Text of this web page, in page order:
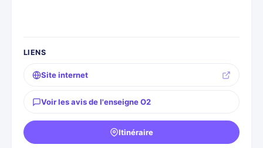
LIENS
Site internet
Voir les avis de l'enseigne O2
Itinéraire